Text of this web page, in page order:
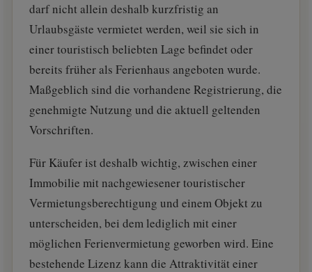
darf nicht allein deshalb kurzfristig an
Urlaubsgäste vermietet werden, weil sie sich in
einer touristisch beliebten Lage befindet oder
bereits früher als Ferienhaus angeboten wurde.
Maßgeblich sind die vorhandene Registrierung, die
genehmigte Nutzung und die aktuell geltenden
Vorschriften.
Für Käufer ist deshalb wichtig, zwischen einer
Immobilie mit nachgewiesener touristischer
Vermietungsberechtigung und einem Objekt zu
unterscheiden, bei dem lediglich mit einer
möglichen Ferienvermietung geworben wird. Eine
bestehende Lizenz kann die Attraktivität einer